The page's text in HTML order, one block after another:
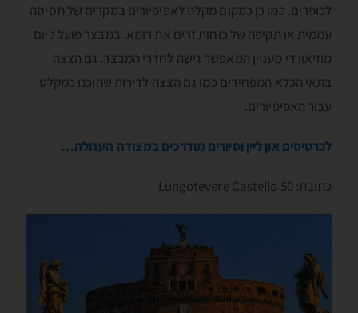
לכופרים. כמו כן כמקום מקלט לאפּיפיורים במקרים של תסיסה
עממית או תקיפה של כוחות זרים את רומא. במבצר פועל כיום
מוזיאון די מעניין המאפשר גישה לחדרי המבצר. גם הצצה
בתאי הכלא המפחידים כמו גם הצצה לדירות שהוכנו כמקלט
עבור האפיפיורים.
לכרטיסים און ליין וסיורים מודרכים במצודה העגולה…
כתובת: Lungotevere Castello 50